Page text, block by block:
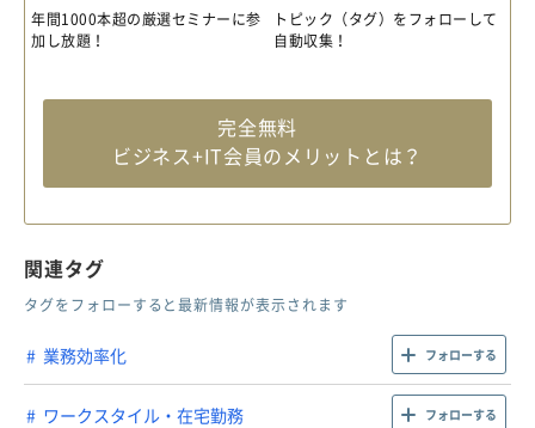
年間1000本超の厳選セミナーに参
加し放題！
トピック（タグ）をフォローして
自動収集！
完全無料
ビジネス+IT会員のメリットとは？
関連タグ
タグをフォローすると最新情報が表示されます
業務効率化 フォローする
ワークスタイル・在宅勤務 フォローする